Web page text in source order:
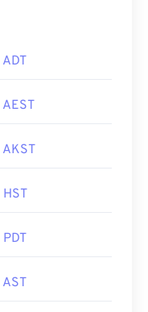
ADT
AEST
AKST
HST
PDT
AST